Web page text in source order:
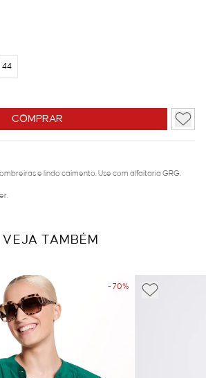
COMPRAR
44
e lindo caimento. Use com alfaitaria GRG.
VEJA TAMBÉM
- 70%